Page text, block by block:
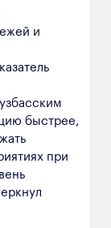
и
быстрее,
при